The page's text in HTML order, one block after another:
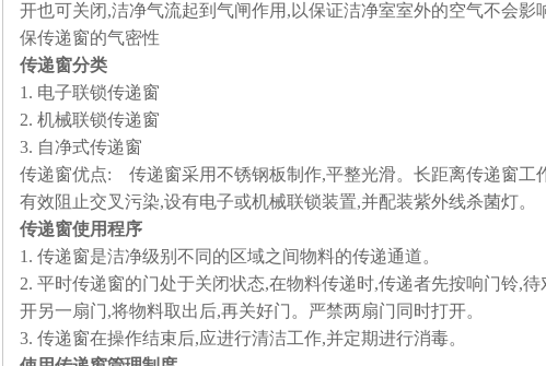
开也可关闭,洁净气流起到气闸作用,以保证洁净室室外的空气不会
保传递窗的气密性
传递窗分类
1. 电子联锁传递窗
2. 机械联锁传递窗
3. 自净式传递窗
传递窗优点: 传递窗采用不锈钢板制作,平整光滑。长距离传递窗工
有效阻止交叉污染,设有电子或机械联锁装置,并配装紫外线杀菌灯。
传递窗使用程序
1. 传递窗是洁净级别不同的区域之间物料的传递通道。
2. 平时传递窗的门处于关闭状态,在物料传递时,传递者先按响门铃,
开另一扇门,将物料取出后,再关好门。严禁两扇门同时打开。
3. 传递窗在操作结束后,应进行清洁工作,并定期进行消毒。